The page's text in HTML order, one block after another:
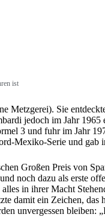
ist
Metzgerei). Sie
jedoch im Jahr
3 und fuhr im Jahr
Mexiko-Serie und gab
Großen Preis von
noch dazu als erste
in ihrer Macht
damit ein Zeichen,
unvergessen bleiben: